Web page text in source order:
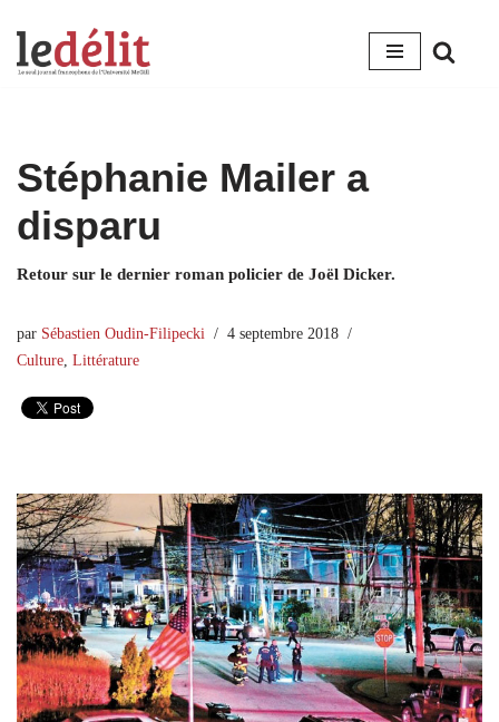
Aller
Stéphanie Mailer a
disparu
Retour sur le dernier roman policier de Joël Dicker.
par Sébastien Oudin-Filipecki
4 septembre 2018
Culture Littérature